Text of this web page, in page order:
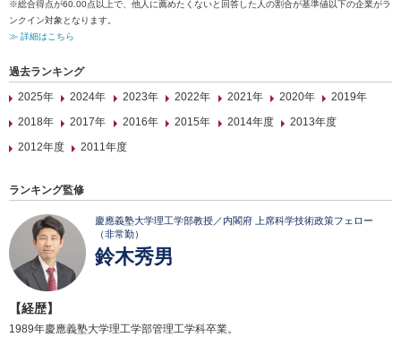
※総合得点が60.00点以上で、他人に薦めたくないと回答した人の割合が基準値以下の企業がラ
ンクイン対象となります。
≫ 詳細はこちら
過去ランキング
2025年
2024年 2023年 2022年 2021年 2020年
2019年
2018年
2017年 2016年 2015年 2014年度
2013年度
2012年度
2011年度
ランキング監修
慶應義塾大学理工学部教授／内閣府 上席科学技術政策フェロー
（非常勤）
鈴木秀男
【経歴】
1989年慶應義塾大学理工学部管理工学科卒業。